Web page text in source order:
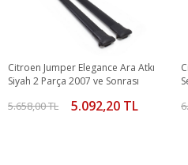
Citroen Jumper Elegance Ara Atkı
Siyah 2 Parça 2007 ve Sonrası
5.658,00 TL 5.092,20 TL